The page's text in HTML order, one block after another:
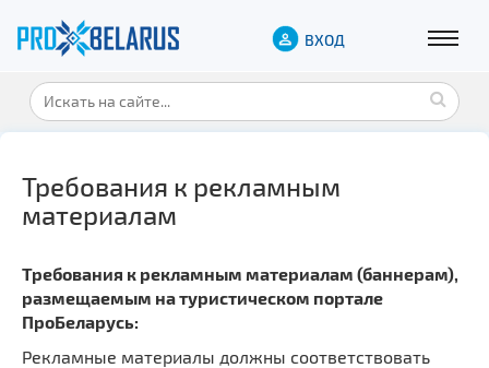
ВХОД
Требования к рекламным
материалам
Требования к рекламным материалам (баннерам),
размещаемым на туристическом портале
ПроБеларусь:
Рекламные материалы должны соответствовать